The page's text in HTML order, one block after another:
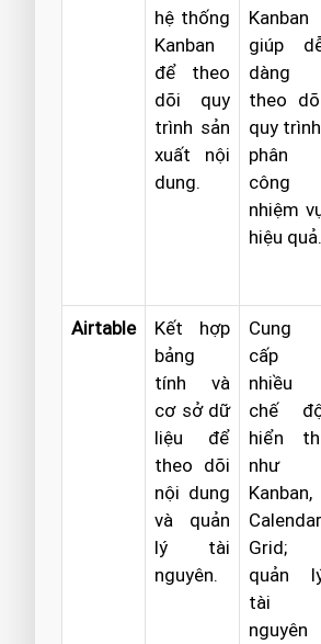
hệ thống
Kanban
để theo
dõi quy
trình sản
xuất nội
dung.
Kanban
giúp
dàng
theo
quy
phân
công
nhiệm
hiệu quả.
Airtable
Kết hợp
bảng
tính và
cơ sở dữ
liệu để
theo dõi
nội dung
và quản
lý tài
nguyên.
Cung
cấp
nhiều
chế
hiển
như
Kanban,
Grid;
quản
tài
nguyên